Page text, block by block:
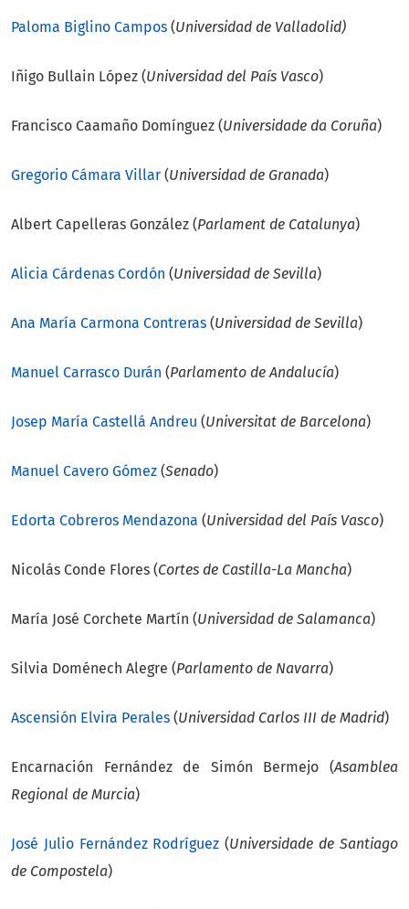
Paloma Biglino Campos (Universidad de Valladolid)
Iñigo Bullain López (Universidad del País Vasco)
Francisco Caamaño Domínguez (Universidade da Coruña)
Gregorio Cámara Villar (Universidad de Granada)
Albert Capelleras González (Parlament de Catalunya)
Alicia Cárdenas Cordón (Universidad de Sevilla)
Ana María Carmona Contreras (Universidad de Sevilla)
Manuel Carrasco Durán (Parlamento de Andalucía)
Josep María Castellá Andreu (Universitat de Barcelona)
Manuel Cavero Gómez (Senado)
Edorta Cobreros Mendazona (Universidad del País Vasco)
Nicolás Conde Flores (Cortes de Castilla-La Mancha)
María José Corchete Martín (Universidad de Salamanca)
Silvia Doménech Alegre (Parlamento de Navarra)
Ascensión Elvira Perales (Universidad Carlos III de Madrid)
Encarnación Fernández de Simón Bermejo (Asamblea
Regional de Murcia)
José Julio Fernández Rodríguez (Universidade de Santiago
de Compostela)